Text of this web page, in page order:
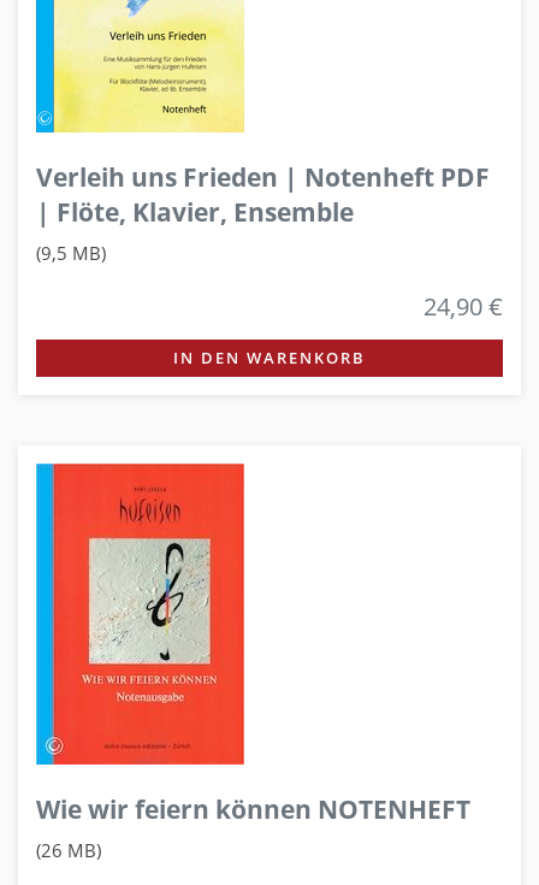
Verleih uns Frieden | Notenheft PDF
| Flöte, Klavier, Ensemble
(9,5 MB)
24,90 €
IN DEN WARENKORB
Wie wir feiern können NOTENHEFT
(26 MB)